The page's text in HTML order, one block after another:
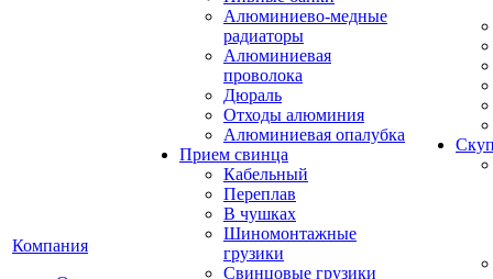
Компания
Алюминиево-медные
радиаторы
Алюминиевая
проволока
Дюраль
Отходы алюминия
Алюминиевая опалубка
Прием свинца
Кабельный
Переплав
В чушках
Шиномонтажные
грузики
Свинцовые грузики